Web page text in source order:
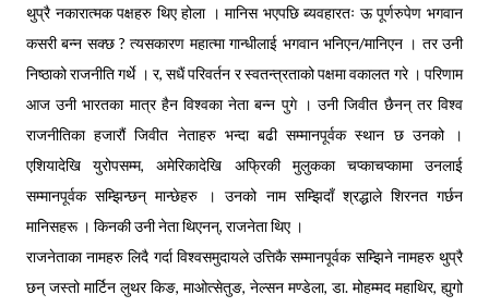
थुप्रै नकारात्मक पक्षहरु थिए होला । मानिस भएपछि ब्यवहारतः ऊ पूर्णरुपेण भगवान
कसरी बन्न सक्छ ? त्यसकारण महात्मा गान्धीलाई भगवान भनिएन/मानिएन । तर उनी
निष्ठाको राजनीति गर्थे । र, सधैं परिवर्तन र स्वतन्त्रताको पक्षमा वकालत गरे । परिणाम
आज उनी भारतका मात्र हैन विश्वका नेता बन्न पुगे । उनी जिवीत छैनन् तर विश्व
राजनीतिका हजारौं जिवीत नेताहरु भन्दा बढी सम्मानपूर्वक स्थान छ उनको ।
एशियादेखि युरोपसम्म, अमेरिकादेखि अफ्रिकी मुलुकका चप्काचप्कामा उनलाई
सम्मानपूर्वक सम्झिन्छन् मान्छेहरु । उनको नाम सम्झिदाँ श्रद्धाले शिरनत गर्छन
मानिसहरू । किनकी उनी नेता थिएनन्, राजनेता थिए ।
राजनेताका नामहरु लिदै गर्दा विश्वसमुदायले उत्तिकै सम्मानपूर्वक सम्झिने नामहरु थुप्रै
छन् जस्तो मार्टिन लुथर किङ, माओत्सेतुङ, नेल्सन मण्डेला, डा. मोहम्मद महाथिर, ह्युगो